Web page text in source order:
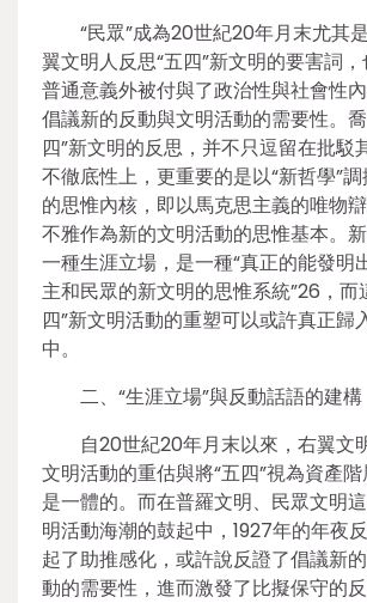
“民眾”成為20世紀20年月末尤其
翼文明人反思“五四”新文明的要害詞
普通意義外被付與了政治性與社會性
倡議新的反動與文明活動的需要性。
四”新文明的反思，并不只逗留在批駁
不徹底性上，更重要的是以“新哲學”調
的思惟內核，即以馬克思主義的唯物
不雅作為新的文明活動的思惟基本。
一種生涯立場，是一種“真正的能發明
主和民眾的新文明的思惟系統”26，而
四”新文明活動的重塑可以或許真正歸
中。
二、“生涯立場”與反動話語的建構
自20世紀20年月末以來，右翼文
文明活動的重估與將“五四”視為資產
是一體的。而在普羅文明、民眾文明
明活動海潮的鼓起中，1927年的年夜
起了助推感化，或許說反證了倡議新
動的需要性，進而激發了比擬保守的反